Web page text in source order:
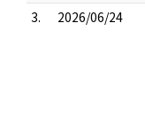
3. 2026/06/24